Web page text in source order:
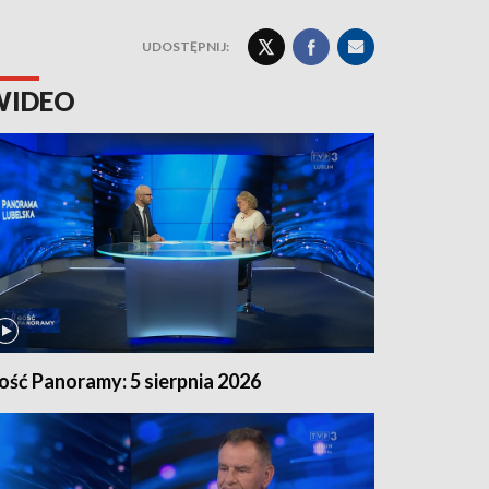
UDOSTĘPNIJ:
Panoramy: 5 sierpnia 2026